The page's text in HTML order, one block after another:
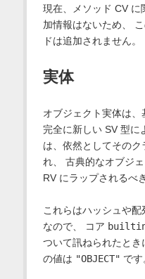
現在、メソッド CV に
加情報はないため、
ドは追加されません。
実体
オブジェクト実体は、
完全に新しい SV 型に
は、依然としてその
れ、 古典的なオブジ
RV にラップされるべ
これらはハッシュや
なので、 コア
ついて訊ねられたと
の値は "OBJECT" です